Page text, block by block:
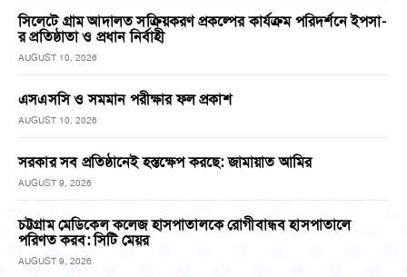
সিলেটে গ্রাম আদালত সক্রিয়করণ প্রকল্পের কার্যক্রম পরিদর্শনে ইপসা-
র প্রতিষ্ঠাতা ও প্রধান নির্বাহী
AUGUST 10, 2026
এসএসসি ও সমমান পরীক্ষার ফল প্রকাশ
AUGUST 10, 2026
সরকার সব প্রতিষ্ঠানেই হস্তক্ষেপ করছে: জামায়াত আমির
AUGUST 9, 2026
চট্টগ্রাম মেডিকেল কলেজ হাসপাতালকে রোগীবান্ধব হাসপাতালে
পরিণত করব: সিটি মেয়র
AUGUST 9, 2026